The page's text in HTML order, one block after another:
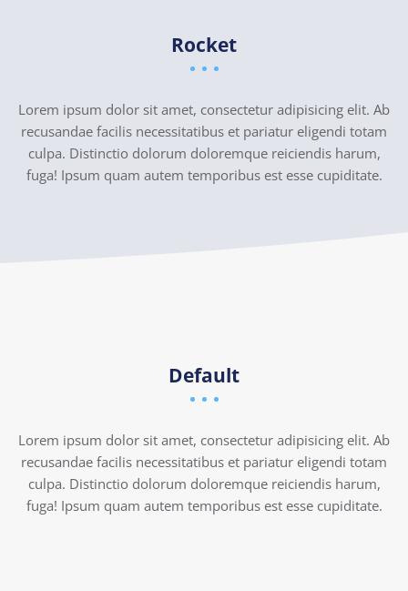
Rocket
Lorem ipsum dolor sit amet, consectetur adipisicing elit. Ab
recusandae facilis necessitatibus et pariatur eligendi totam
culpa. Distinctio dolorum doloremque reiciendis harum,
fuga! Ipsum quam autem temporibus est esse cupiditate.
Default
Lorem ipsum dolor sit amet, consectetur adipisicing elit. Ab
recusandae facilis necessitatibus et pariatur eligendi totam
culpa. Distinctio dolorum doloremque reiciendis harum,
fuga! Ipsum quam autem temporibus est esse cupiditate.